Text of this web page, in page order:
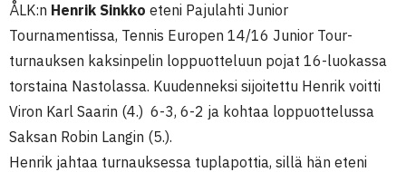
ÅLK:n Henrik Sinkko eteni Pajulahti Junior
Tournamentissa, Tennis Europen 14/16 Junior Tour-
turnauksen kaksinpelin loppuotteluun pojat 16-luokassa
torstaina Nastolassa. Kuudenneksi sijoitettu Henrik voitti
Viron Karl Saarin (4.) 6-3, 6-2 ja kohtaa loppuottelussa
Saksan Robin Langin (5.).
Henrik jahtaa turnauksessa tuplapottia, sillä hän eteni